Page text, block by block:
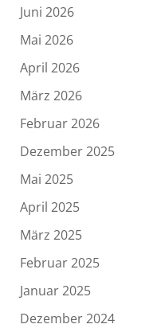
Juni 2026
Mai 2026
April 2026
März 2026
Februar 2026
Dezember 2025
Mai 2025
April 2025
März 2025
Februar 2025
Januar 2025
Dezember 2024